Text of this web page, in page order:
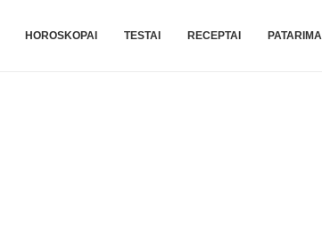
HOROSKOPAI TESTAI RECEPTAI PATARIMAI